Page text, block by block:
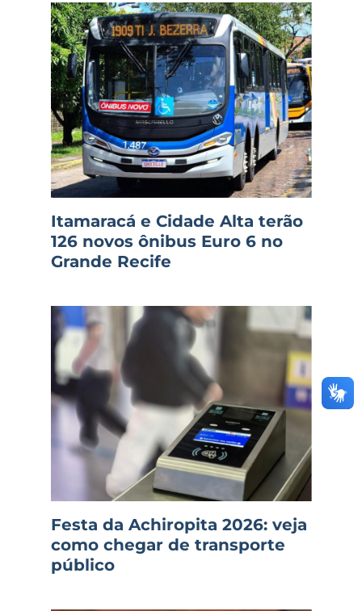
Itamaracá e Cidade Alta terão
126 novos ônibus Euro 6 no
Grande Recife
Festa da Achiropita 2026: veja
como chegar de transporte
público